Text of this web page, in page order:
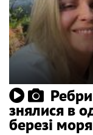
знялися в
березі моря